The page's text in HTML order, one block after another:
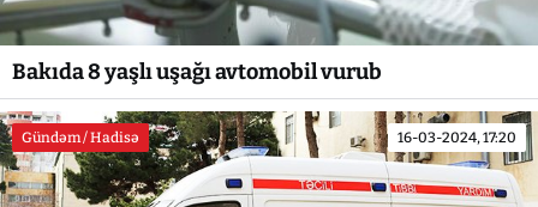
Bakıda 8 yaşlı uşağı avtomobil vurub
Gündəm / Hadisə 16-03-2024, 17:20